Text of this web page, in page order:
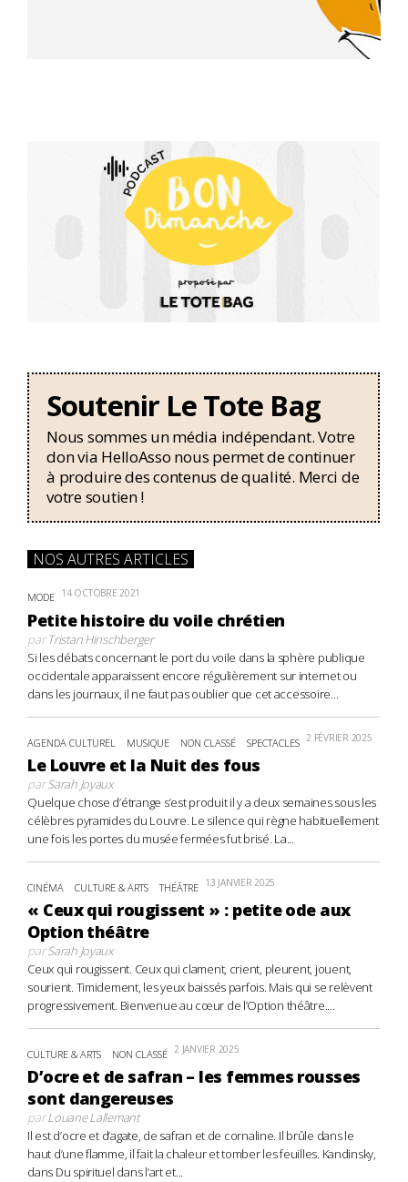
Soutenir Le Tote Bag
Nous sommes un média indépendant. Votre
don via HelloAsso nous permet de continuer
à produire des contenus de qualité. Merci de
votre soutien !
NOS AUTRES ARTICLES
MODE 14 OCTOBRE 2021
Petite histoire du voile chrétien
parTristan Hinschberger
Si les débats concernant le port du voile dans la sphère publique
occidentale apparaissent encore régulièrement sur internet ou
dans les journaux, il ne faut pas oublier que cet accessoire...
AGENDA CULTUREL MUSIQUE NON CLASSÉ SPECTACLES 2 FÉVRIER 2025
Le Louvre et la Nuit des fous
parSarah Joyaux
Quelque chose d’étrange s’est produit il y a deux semaines sous les
célèbres pyramides du Louvre. Le silence qui règne habituellement
une fois les portes du musée fermées fut brisé. La...
CINÉMA CULTURE & ARTS THÉÂTRE 13 JANVIER 2025
« Ceux qui rougissent » : petite ode aux
Option théâtre
parSarah Joyaux
Ceux qui rougissent. Ceux qui clament, crient, pleurent, jouent,
sourient. Timidement, les yeux baissés parfois. Mais qui se relèvent
progressivement. Bienvenue au cœur de l’Option théâtre....
CULTURE & ARTS NON CLASSÉ 2 JANVIER 2025
D’ocre et de safran – les femmes rousses
sont dangereuses
parLouane Lallemant
Il est d’ocre et d’agate, de safran et de cornaline. Il brûle dans le
haut d’une flamme, il fait la chaleur et tomber les feuilles. Kandinsky,
dans Du spirituel dans l’art et...